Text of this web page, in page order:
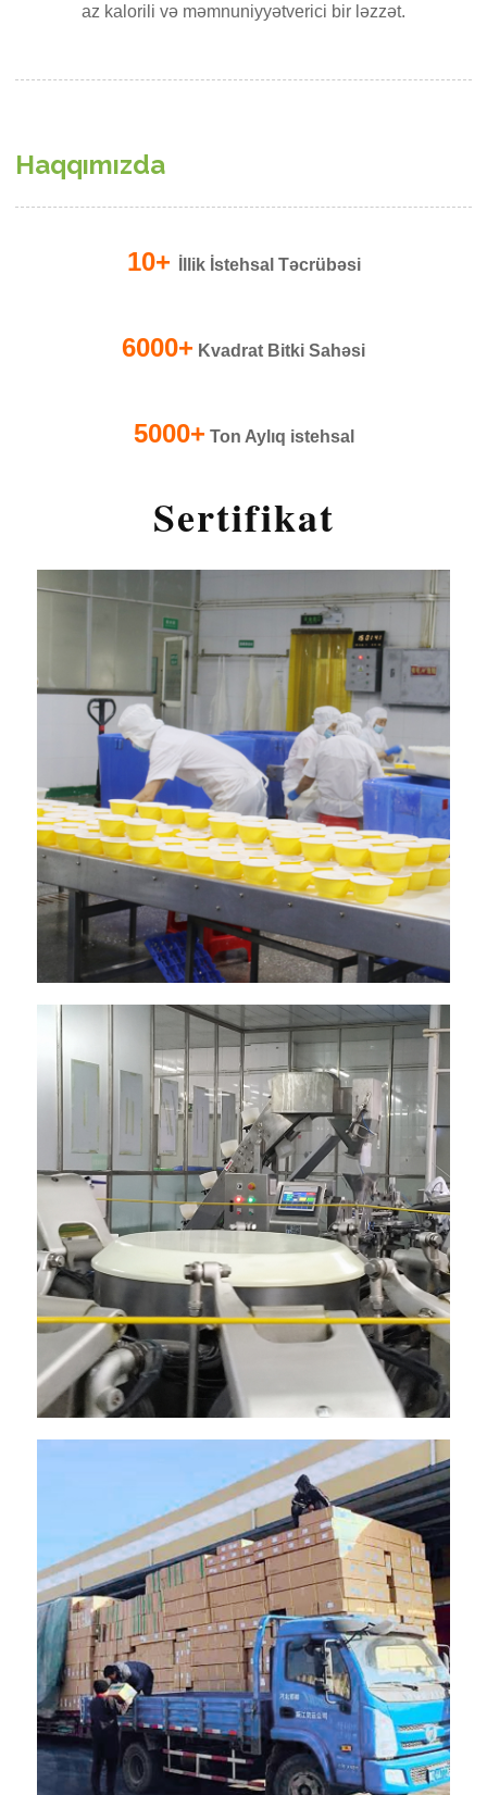
az kalorili və məmnuniyyətverici bir ləzzət.
Haqqımızda
10+ İllik İstehsal Təcrübəsi
6000+ Kvadrat Bitki Sahəsi
5000+ Ton Aylıq istehsal
Sertifikat